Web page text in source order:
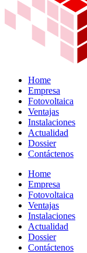
Home
Empresa
Fotovoltaica
Ventajas
Instalaciones
Actualidad
Dossier
Contáctenos
Home
Empresa
Fotovoltaica
Ventajas
Instalaciones
Actualidad
Dossier
Contáctenos